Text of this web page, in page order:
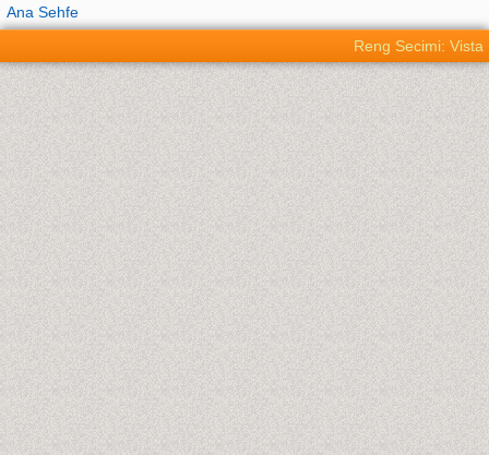
Ana Sehfe
Reng Secimi: Vista